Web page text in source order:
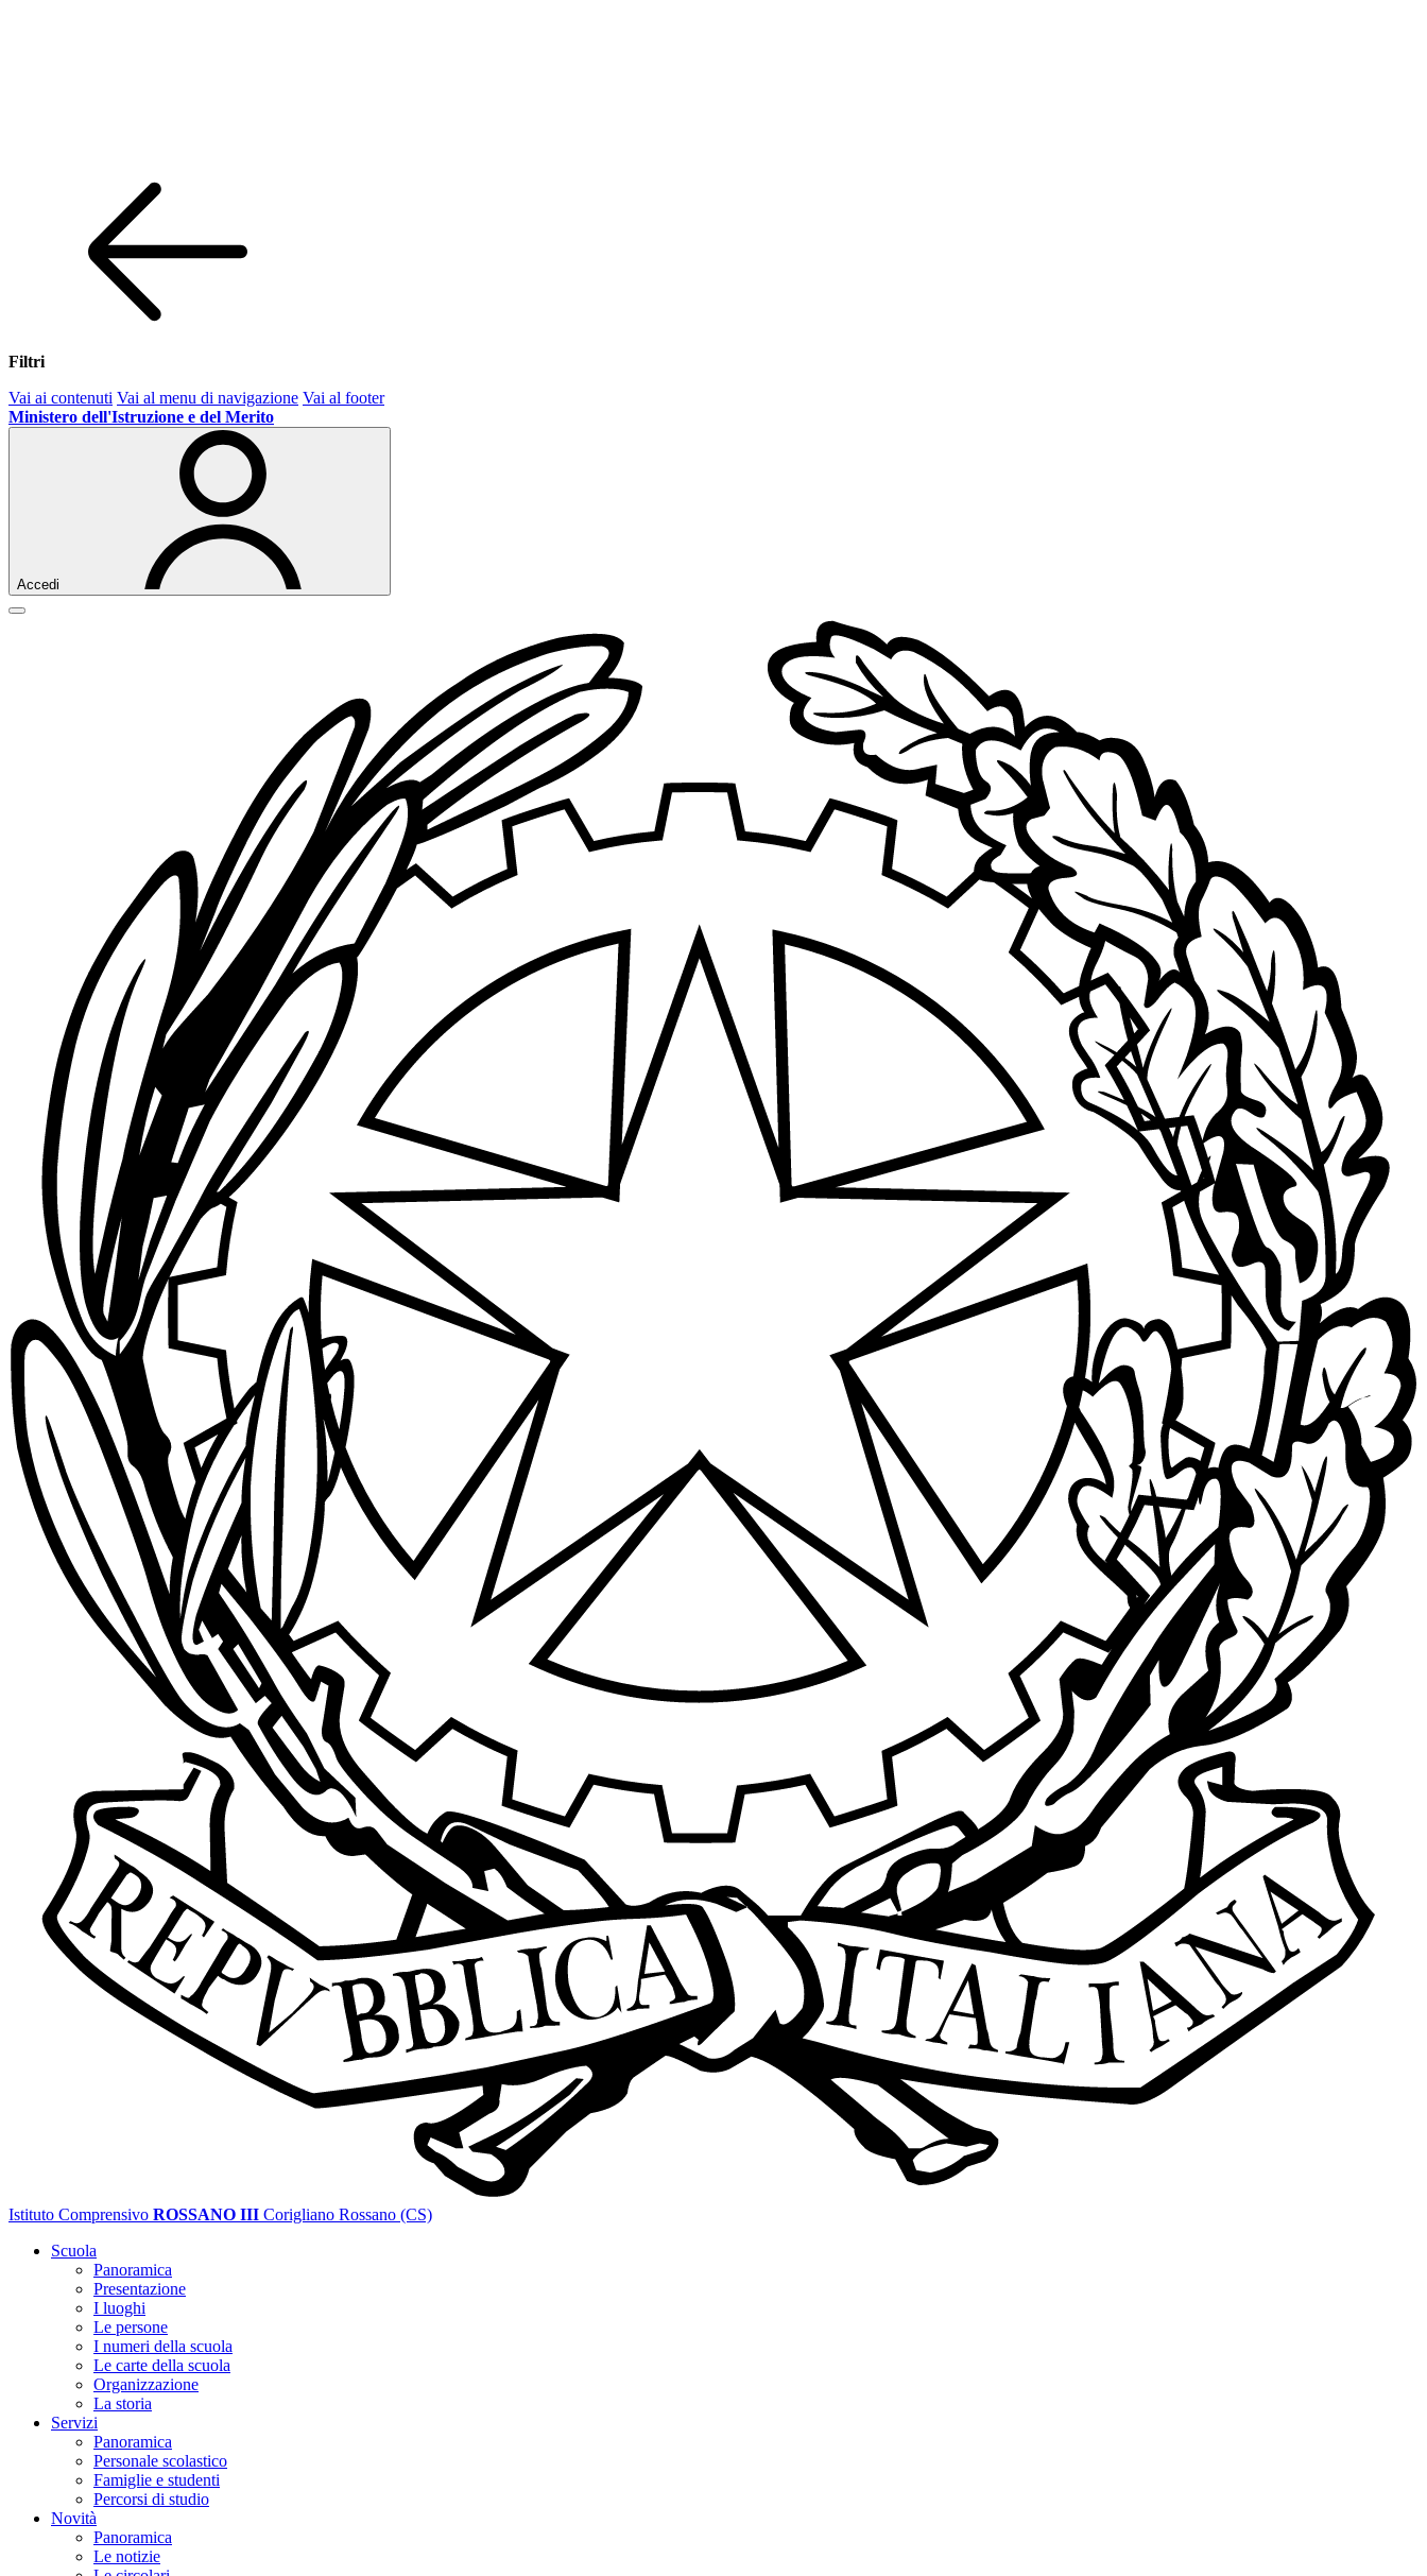
Filtri
Vai ai contenuti Vai al menu di navigazione Vai al footer
Ministero dell'Istruzione e del Merito
Accedi
Istituto Comprensivo ROSSANO III Corigliano Rossano (CS)
Scuola
Panoramica
Presentazione
I luoghi
Le persone
I numeri della scuola
Le carte della scuola
Organizzazione
La storia
Servizi
Panoramica
Personale scolastico
Famiglie e studenti
Percorsi di studio
Novità
Panoramica
Le notizie